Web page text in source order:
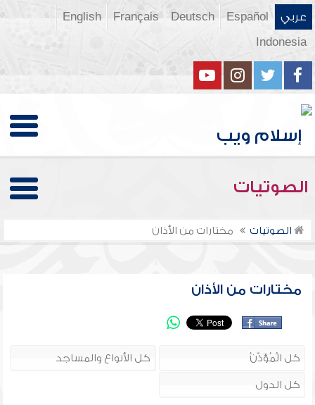
عربي Español
Deutsch
Français
English
Indonesia
الصوتيات
الصوتيات مختارات من الأذان
مختارات من الأذان